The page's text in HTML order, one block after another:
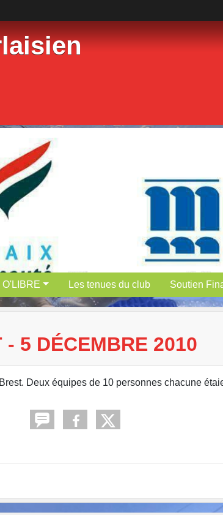
O'LIBRE Les tenues du club Soutien
5 DÉCEMBRE 2010
Deux équipes de 10 personnes chacune